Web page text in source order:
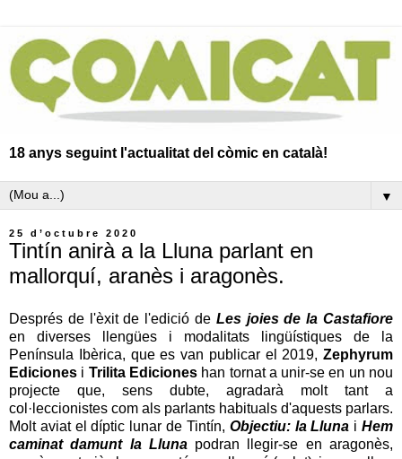
18 anys seguint l'actualitat del còmic en català!
▼
25 d’octubre 2020
Tintín anirà a la Lluna parlant en
mallorquí, aranès i aragonès.
Després de l'èxit de l'edició de Les joies de la Castafiore
en diverses llengües i modalitats lingüístiques de la
Península Ibèrica, que es van publicar el 2019, Zephyrum
Ediciones i Trilita Edicioneshan tornat a unir-se en un nou
projecte que, sens dubte, agradarà molt tant a
col·leccionistes com als parlants habituals d'aquests parlars.
Molt aviat el díptic lunar de Tintín, Objectiu: la Lluna iHem
caminat damunt la Llunapodran llegir-se en aragonès,